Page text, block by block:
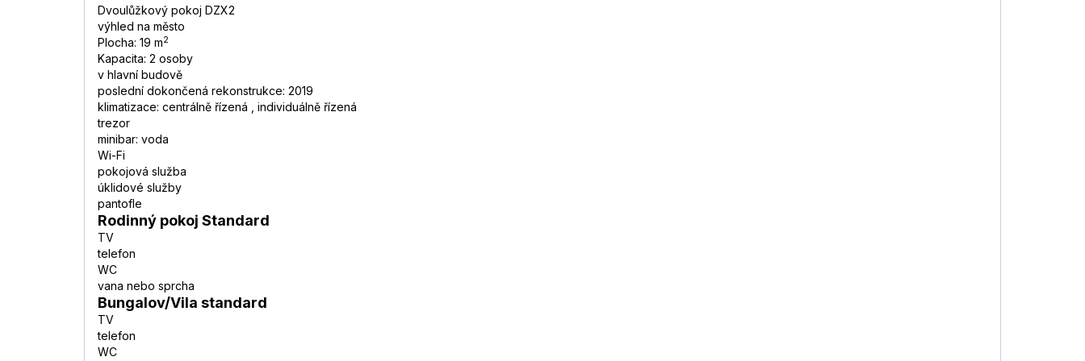
Dvoulůžkový pokoj DZX2
výhled na město
Plocha: 19 m2
Kapacita: 2 osoby
v hlavní budově
poslední dokončená rekonstrukce: 2019
klimatizace: centrálně řízená , individuálně řízená
trezor
minibar: voda
Wi-Fi
pokojová služba
úklidové služby
pantofle
Rodinný pokoj Standard
TV
telefon
WC
vana nebo sprcha
Bungalov/Vila standard
TV
telefon
WC